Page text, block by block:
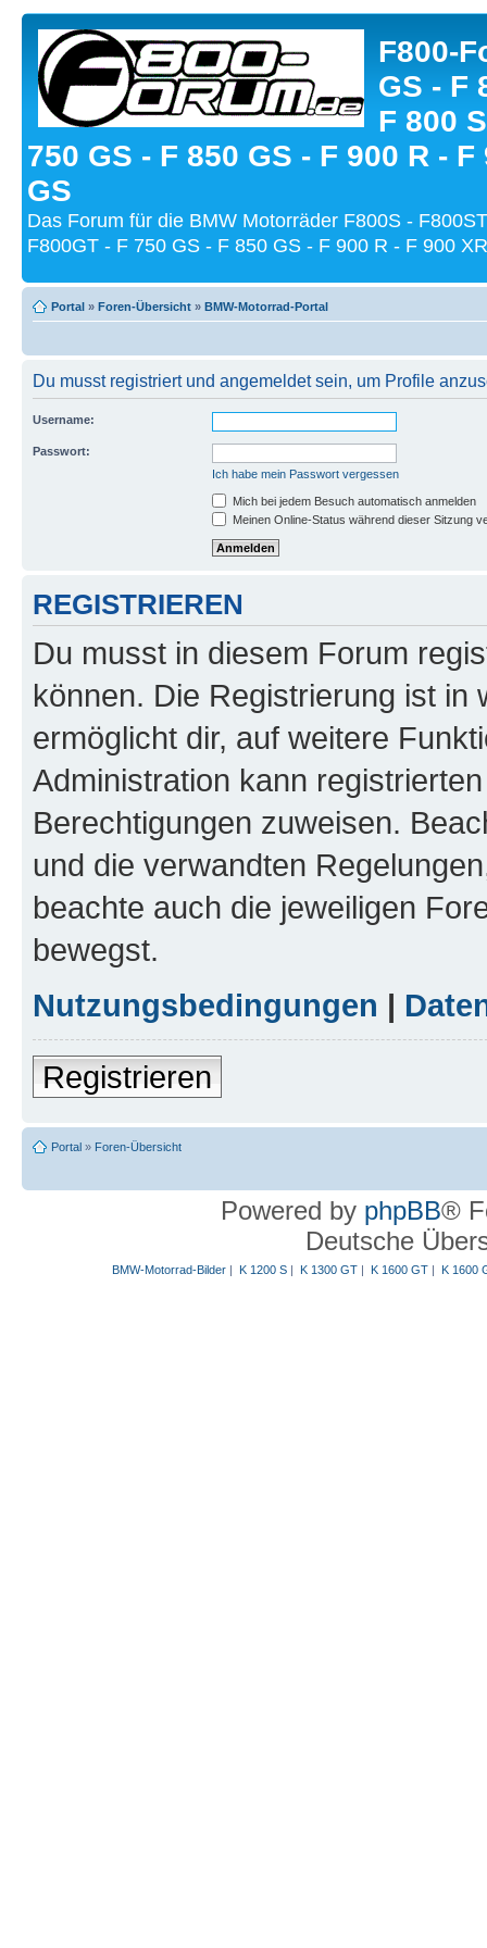
F800-
GS - F
F 800
750 GS - F 850 GS - F 900 R - F
GS
Das Forum für die BMW Motorräder F800S -
F800GT - F 750 GS - F 850 GS - F 900 R - F 900
Portal » Foren-Übersicht » BMW-Motorrad-Portal
Du musst registriert und angemeldet sein, um Profile
Username:
Passwort:
Ich habe mein Passwort vergessen
Mich bei jedem Besuch automatisch anmelden
Meinen Online-Status während dieser Sitzung
REGISTRIEREN
Du musst in diesem Forum
können. Die Registrierung ist in
ermöglicht dir, auf weitere
Administration kann
Berechtigungen zuweisen.
und die verwandten
beachte auch die jeweiligen
bewegst.
Nutzungsbedingungen |
Registrieren
Portal » Foren-Übersicht
Powered by phpBB®
Deutsche
BMW-Motorrad-Bilder| K 1200 S| K 1300 GT| K 1600 GT| K 1600